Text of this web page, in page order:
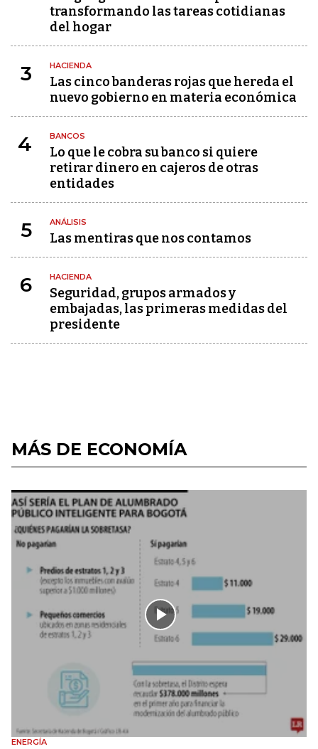
transformando las tareas cotidianas
del hogar
3 HACIENDA
Las cinco banderas rojas que hereda el
nuevo gobierno en materia económica
4 BANCOS
Lo que le cobra su banco si quiere
retirar dinero en cajeros de otras
entidades
5 ANÁLISIS
Las mentiras que nos contamos
6 HACIENDA
Seguridad, grupos armados y
embajadas, las primeras medidas del
presidente
MÁS DE ECONOMÍA
ENERGÍA